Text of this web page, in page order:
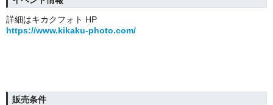
詳細はキカクフォト HP
https://www.kikaku-photo.com/
販売条件